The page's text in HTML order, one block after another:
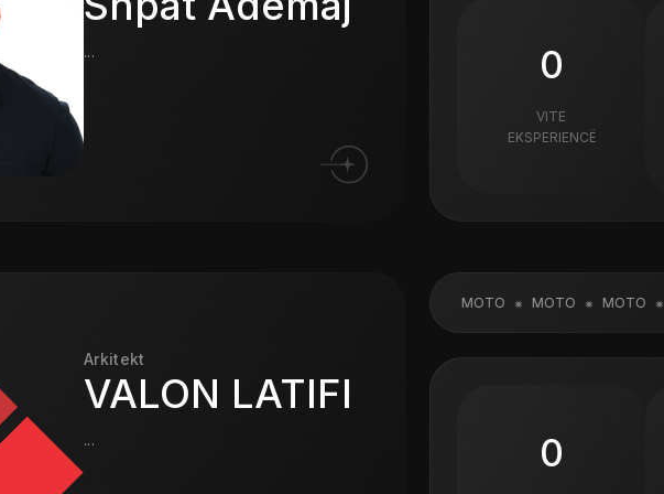
... 0
VITE
EKSPERIENCË
Arkitekt
VALON LATIFI
...
MOTO MOTO MOTO
0